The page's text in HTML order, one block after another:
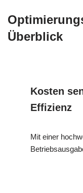
Überblick
Kosten
Effizienz
Mit einer